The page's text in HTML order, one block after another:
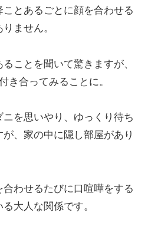
とあるごとに顔を合わせる
ません。
ことを聞いて驚きますが、
き合ってみることに。
を思いやり、ゆっくり待ち
、家の中に隠し部屋があり
わせるたびに口喧嘩をする
大人な関係です。